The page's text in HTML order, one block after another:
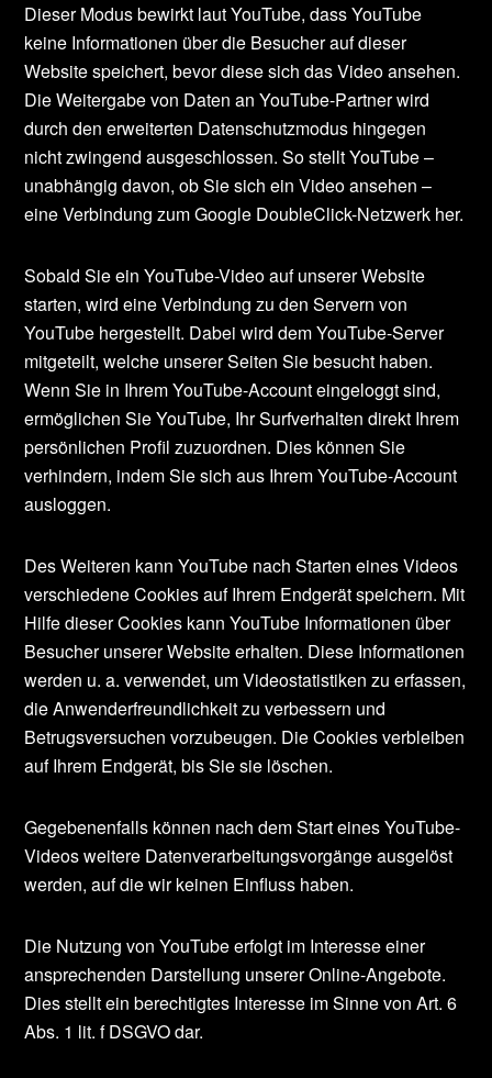
Dieser Modus bewirkt laut YouTube, dass YouTube
keine Informationen über die Besucher auf dieser
Website speichert, bevor diese sich das Video ansehen.
Die Weitergabe von Daten an YouTube-Partner wird
durch den erweiterten Datenschutzmodus hingegen
nicht zwingend ausgeschlossen. So stellt YouTube –
unabhängig davon, ob Sie sich ein Video ansehen –
eine Verbindung zum Google DoubleClick-Netzwerk her.
Sobald Sie ein YouTube-Video auf unserer Website
starten, wird eine Verbindung zu den Servern von
YouTube hergestellt. Dabei wird dem YouTube-Server
mitgeteilt, welche unserer Seiten Sie besucht haben.
Wenn Sie in Ihrem YouTube-Account eingeloggt sind,
ermöglichen Sie YouTube, Ihr Surfverhalten direkt Ihrem
persönlichen Profil zuzuordnen. Dies können Sie
verhindern, indem Sie sich aus Ihrem YouTube-Account
ausloggen.
Des Weiteren kann YouTube nach Starten eines Videos
verschiedene Cookies auf Ihrem Endgerät speichern. Mit
Hilfe dieser Cookies kann YouTube Informationen über
Besucher unserer Website erhalten. Diese Informationen
werden u. a. verwendet, um Videostatistiken zu erfassen,
die Anwenderfreundlichkeit zu verbessern und
Betrugsversuchen vorzubeugen. Die Cookies verbleiben
auf Ihrem Endgerät, bis Sie sie löschen.
Gegebenenfalls können nach dem Start eines YouTube-
Videos weitere Datenverarbeitungsvorgänge ausgelöst
werden, auf die wir keinen Einfluss haben.
Die Nutzung von YouTube erfolgt im Interesse einer
ansprechenden Darstellung unserer Online-Angebote.
Dies stellt ein berechtigtes Interesse im Sinne von Art. 6
Abs. 1 lit. f DSGVO dar.